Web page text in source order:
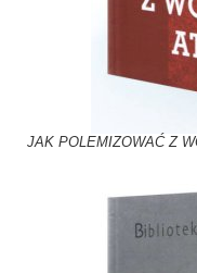
JAK POLEMIZOWAĆ Z